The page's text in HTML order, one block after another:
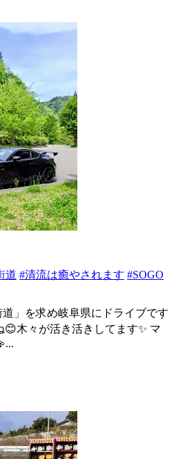
道 #清流は癒やされます #SOGO
」を求め岐阜県にドライブです
😊木々が活き活きしてます✨ マ